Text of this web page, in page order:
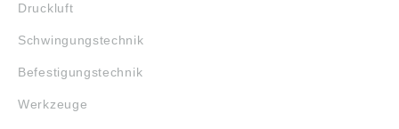
Druckluft
Schwingungstechnik
Befestigungstechnik
Werkzeuge